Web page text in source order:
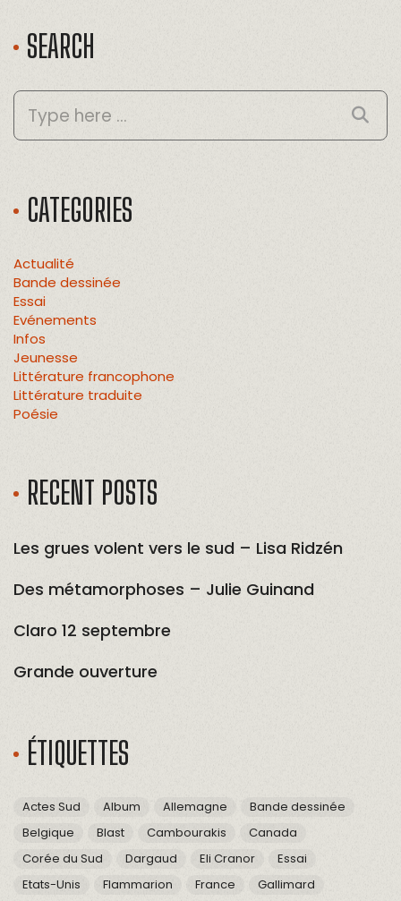
SEARCH
CATEGORIES
Actualité
Bande dessinée
Essai
Evénements
Infos
Jeunesse
Littérature francophone
Littérature traduite
Poésie
RECENT POSTS
Les grues volent vers le sud – Lisa Ridzén
Des métamorphoses – Julie Guinand
Claro 12 septembre
Grande ouverture
ÉTIQUETTES
Actes Sud Album Allemagne
Bande dessinée
Belgique
Blast Cambourakis
Canada
Corée du Sud
Dargaud Eli Cranor
Essai
Etats-Unis
Flammarion France
Gallimard